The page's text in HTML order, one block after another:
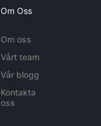
Om Oss
Om oss
Vårt team
Vår blogg
Kontakta
oss